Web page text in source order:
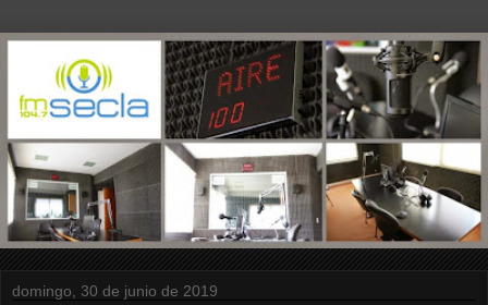
domingo, 30 de junio de 2019